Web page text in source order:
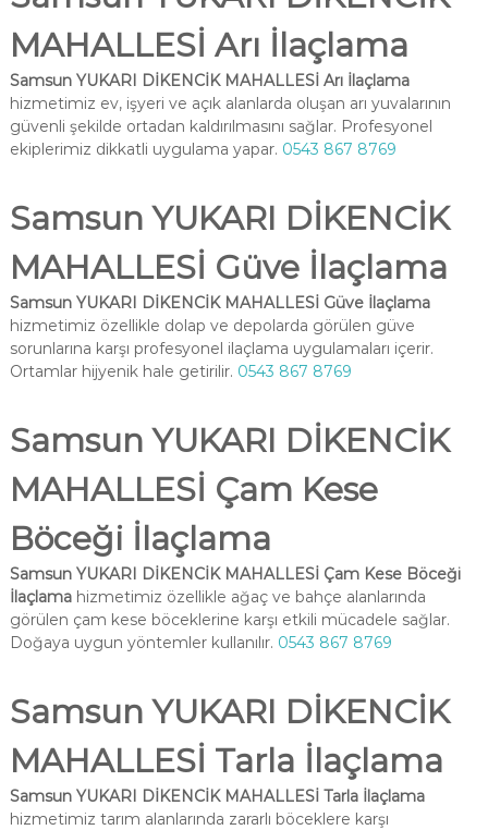
MAHALLESİ Arı İlaçlama
Samsun YUKARI DİKENCİK MAHALLESİ Arı İlaçlama
hizmetimiz ev, işyeri ve açık alanlarda oluşan arı yuvalarının
güvenli şekilde ortadan kaldırılmasını sağlar. Profesyonel
ekiplerimiz dikkatli uygulama yapar. 0543 867 8769
Samsun YUKARI DİKENCİK
MAHALLESİ Güve İlaçlama
Samsun YUKARI DİKENCİK MAHALLESİ Güve İlaçlama
hizmetimiz özellikle dolap ve depolarda görülen güve
sorunlarına karşı profesyonel ilaçlama uygulamaları içerir.
Ortamlar hijyenik hale getirilir. 0543 867 8769
Samsun YUKARI DİKENCİK
MAHALLESİ Çam Kese
Böceği İlaçlama
Samsun YUKARI DİKENCİK MAHALLESİ Çam Kese Böceği
İlaçlamahizmetimiz özellikle ağaç ve bahçe alanlarında
görülen çam kese böceklerine karşı etkili mücadele sağlar.
Doğaya uygun yöntemler kullanılır. 0543 867 8769
Samsun YUKARI DİKENCİK
MAHALLESİ Tarla İlaçlama
Samsun YUKARI DİKENCİK MAHALLESİ Tarla İlaçlama
hizmetimiz tarım alanlarında zararlı böceklere karşı